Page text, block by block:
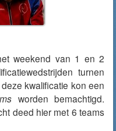
weekend van 1 en 2
turnen
kwalificatie kon een
worden bemachtigd.
deed hier met 6 teams